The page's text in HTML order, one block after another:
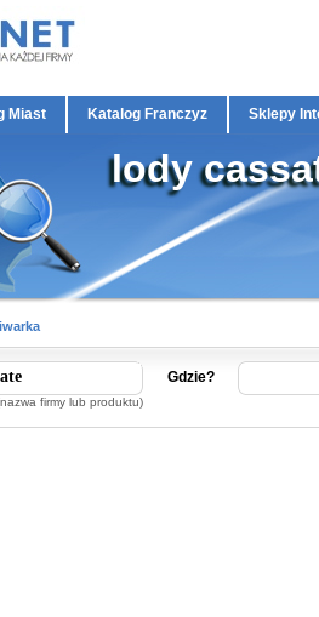
Miast Katalog Franczyz Sklepy
lody
firmy lub produktu)
Gdzie?